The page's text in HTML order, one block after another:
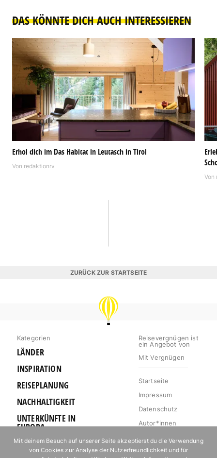
DAS KÖNNTE DICH AUCH INTERESSIEREN
Erhol dich im Das Habitat in Leutasch in Tirol
Von redaktionrv
Von
ZURÜCK ZUR STARTSEITE
REISEVERGNÜGEN
Kategorien
LÄNDER
INSPIRATION
REISEPLANUNG
NACHHALTIGKEIT
UNTERKÜNFTE IN
EUROPA
OUTDOOR
Reisevergnügen ist
ein Angebot von
Mit Vergnügen
Startseite
Impressum
Datenschutz
Autor*innen
Mediakit
Jobs
Mit deinem Besuch auf unserer Seite akzeptierst du die Verwendung
von Cookies zur Analyse der Nutzerfreundlichkeit und für